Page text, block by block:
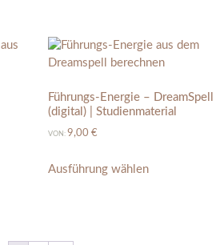
Führungs-Energie – DreamSpell
(digital) | Studienmaterial
VON: 9,00 €
Ausführung wählen